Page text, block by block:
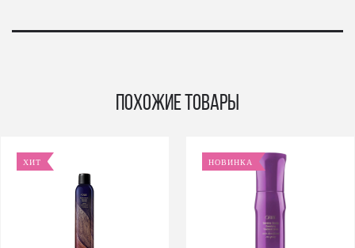
Похожие товары
ХИТ НОВИНКА